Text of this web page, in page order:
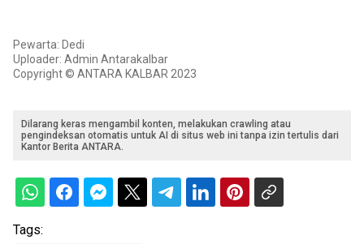
Pewarta: Dedi
Uploader: Admin Antarakalbar
Copyright © ANTARA KALBAR 2023
Dilarang keras mengambil konten, melakukan crawling atau
pengindeksan otomatis untuk AI di situs web ini tanpa izin tertulis dari
Kantor Berita ANTARA.
Tags: